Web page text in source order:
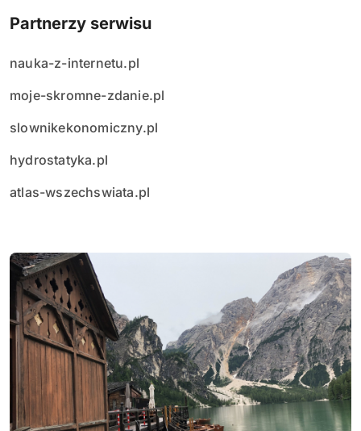
Partnerzy serwisu
nauka-z-internetu.pl
moje-skromne-zdanie.pl
slownikekonomiczny.pl
hydrostatyka.pl
atlas-wszechswiata.pl